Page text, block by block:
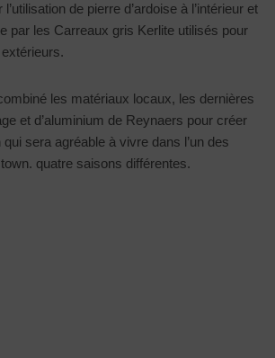
de pierre d’ardoise à l’intérieur et
par les Carreaux gris Kerlite utilisés pour
les matériaux locaux, les dernières
et d’aluminium de Reynaers pour créer
sera agréable à vivre dans l’un des
quatre saisons différentes.